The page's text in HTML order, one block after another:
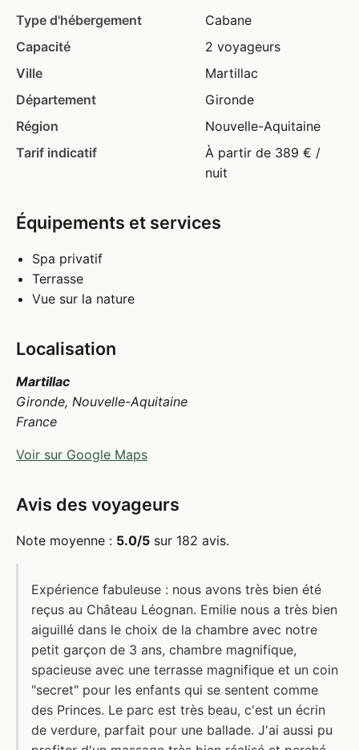
Type d'hébergement
Cabane
Capacité
2 voyageurs
Ville
Martillac
Département
Gironde
Région
Nouvelle-Aquitaine
Tarif indicatif
À partir de 389 € /
nuit
Équipements et services
Spa privatif
Terrasse
Vue sur la nature
Localisation
Martillac
Gironde, Nouvelle-Aquitaine
France
Voir sur Google Maps
Avis des voyageurs
Note moyenne : 5.0/5 sur 182 avis.
Expérience fabuleuse : nous avons très bien été
reçus au Château Léognan. Emilie nous a très bien
aiguillé dans le choix de la chambre avec notre
petit garçon de 3 ans, chambre magnifique,
spacieuse avec une terrasse magnifique et un coin
"secret" pour les enfants qui se sentent comme
des Princes. Le parc est très beau, c'est un écrin
de verdure, parfait pour une ballade. J'ai aussi pu